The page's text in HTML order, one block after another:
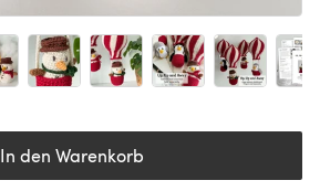
In den Warenkorb